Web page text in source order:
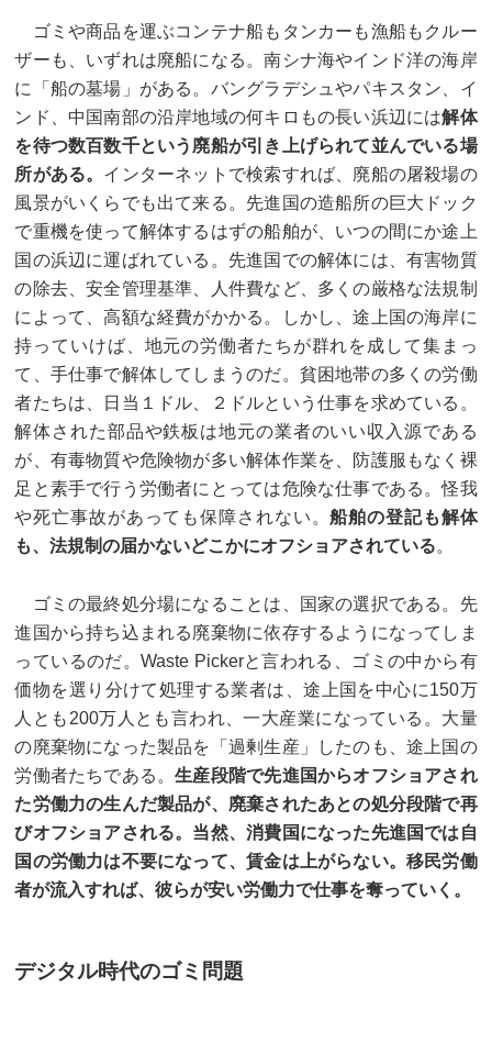
ゴミや商品を運ぶコンテナ船もタンカーも漁船もクルー
ザーも、いずれは廃船になる。南シナ海やインド洋の海岸
に「船の墓場」がある。バングラデシュやパキスタン、イ
ンド、中国南部の沿岸地域の何キロもの長い浜辺には解体
を待つ数百数千という廃船が引き上げられて並んでいる場
所がある。 インターネットで検索すれば、廃船の屠殺場の
風景がいくらでも出て来る。先進国の造船所の巨大ドック
で重機を使って解体するはずの船舶が、いつの間にか途上
国の浜辺に運ばれている。先進国での解体には、有害物質
の除去、安全管理基準、人件費など、多くの厳格な法規制
によって、高額な経費がかかる。しかし、途上国の海岸に
持っていけば、地元の労働者たちが群れを成して集まっ
て、手仕事で解体してしまうのだ。貧困地帯の多くの労働
者たちは、日当１ドル、２ドルという仕事を求めている。
解体された部品や鉄板は地元の業者のいい収入源である
が、有毒物質や危険物が多い解体作業を、防護服もなく裸
足と素手で行う労働者にとっては危険な仕事である。怪我
や死亡事故があっても保障されない。船舶の登記も解体
も、法規制の届かないどこかにオフショアされている。
ゴミの最終処分場になることは、国家の選択である。先
進国から持ち込まれる廃棄物に依存するようになってしま
っているのだ。Waste Pickerと言われる、ゴミの中から有
価物を選り分けて処理する業者は、途上国を中心に150万
人とも200万人とも言われ、一大産業になっている。大量
の廃棄物になった製品を「過剰生産」したのも、途上国の
労働者たちである。生産段階で先進国からオフショアされ
た労働力の生んだ製品が、廃棄されたあとの処分段階で再
びオフショアされる。当然、消費国になった先進国では自
国の労働力は不要になって、賃金は上がらない。移民労働
者が流入すれば、彼らが安い労働力で仕事を奪っていく。
デジタル時代のゴミ問題